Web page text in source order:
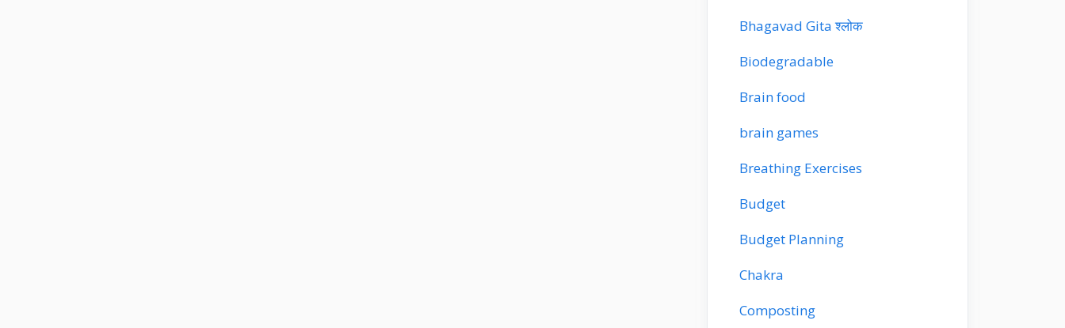
Bhagavad Gita श्लोक
Biodegradable
Brain food
brain games
Breathing Exercises
Budget
Budget Planning
Chakra
Composting